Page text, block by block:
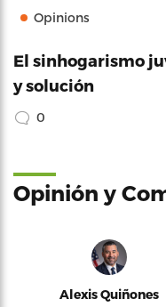
Opinions
El sinhogarismo
y solución
0
Opinión y
Alexis Quiñones